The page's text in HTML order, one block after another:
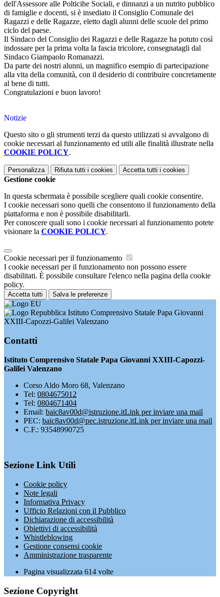
dell'Assessore alle Polticihe Sociali, e dinnanzi a un nutrito pubblico
di famiglie e docenti, si è insediato il Consiglio Comunale dei
Ragazzi e delle Ragazze, eletto dagli alunni delle scuole del primo
ciclo del paese.
Il Sindaco del Consiglio dei Ragazzi e delle Ragazze ha potuto così
indossare per la prima volta la fascia tricolore, consegnatagli dal
Sindaco Giampaolo Romanazzi.
Da parte dei nostri alunni, un magnifico esempio di partecipazione
alla vita della comunità, con il desiderio di contribuire concretamente
al bene di tutti.
Congratulazioni e buon lavoro!
Notizie
Questo sito o gli strumenti terzi da questo utilizzati si avvalgono di
cookie necessari al funzionamento ed utili alle finalità illustrate nella
COOKIE POLICY.
Personalizza Rifiuta tutti i cookies Accetta tutti i cookies
Gestione cookie
In questa schermata è possibile scegliere quali cookie consentire.
I cookie necessari sono quelli che consentono il funzionamento della
piattaforma e non è possibile disabilitarli.
Per conoscere quali sono i cookie necessari al funzionamento potete
visionare la COOKIE POLICY.
Cookie necessari per il funzionamento
I cookie necessari per il funzionamento non possono essere
disabilitati. È possibile consultare l'elenco nella pagina della cookie
policy.
Accetta tutti Salva le preferenze
Istituto Comprensivo Statale Papa Giovanni
XXIII-Capozzi-Galilei Valenzano
Contatti
Istituto Comprensivo Statale Papa Giovanni XXIII-Capozzi-
Galilei Valenzano
Corso Aldo Moro 68, Valenzano
Tel: 0804675012
Tel: 0804671404
Email: baic8av00d@istruzione.itLink per inviare una mail
PEC: baic8av00d@pec.istruzione.itLink per inviare una mail
C.F.: 93548990725
Sezione Link Utili
Cookie policy
Note legali
Informativa Privacy
Ufficio Relazioni con il Pubblico
Dichiarazione di accessibilità
Obiettivi di accessibilità
Whistleblowing
Gestione consensi cookie
Amministrazione trasparente
Pagina visualizzata 614 volte
Sezione Copyright